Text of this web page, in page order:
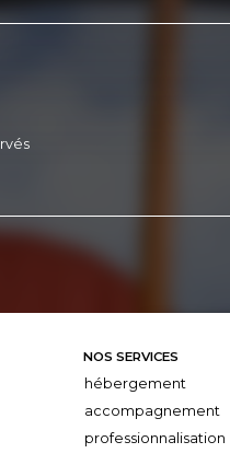
NOS SERVICES
hébergement
accompagnement
professionnalisation